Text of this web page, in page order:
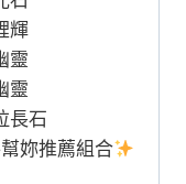
輝
靈
靈
長石
妳推薦組合